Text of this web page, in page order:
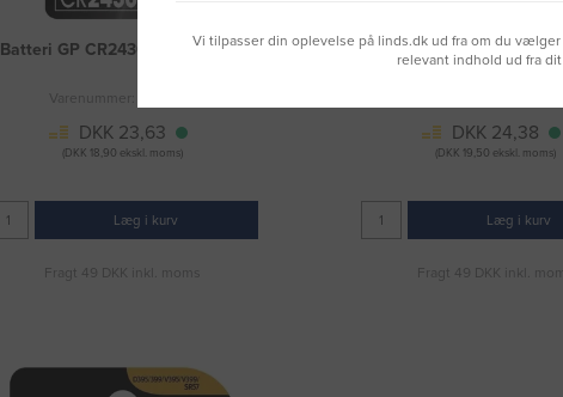
Batteri GP CR2430 lithium 1 stk
Varenummer: 3020352
DKK 23,63
(DKK 18,90 ekskl. moms)
Læg i kurv
Fragt 49 DKK inkl. moms
Batteri Duracell 371/370
1stk/pak
DKK 24,38
(DKK 19,50 ekskl. moms)
Læg i kurv
Fragt 49 DKK inkl.
Vi tilpasser din oplevelse på linds.dk ud fra om du
relevant indhold ud fra dit